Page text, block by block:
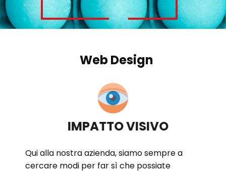
Web Design
IMPATTO VISIVO
Qui alla nostra azienda, siamo sempre a
cercare modi per far sì che possiate